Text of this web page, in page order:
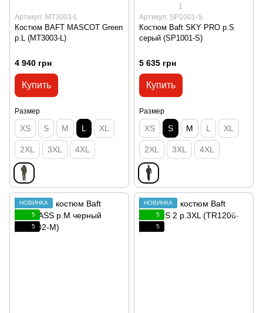
Артикул: MT3003-L
Костюм BAFT MASCOT Green
р.L (MT3003-L)
4 940 грн
Купить
Размер
XS S M L XL
2XL 3XL 4XL
1
Артикул: SP1001-S
Костюм Baft SKY PRO р.S
серый (SP1001-S)
5 635 грн
Купить
Размер
XS S M L XL
2XL 3XL 4XL
НОВИНКА
5
5
НОВИНКА
5
5